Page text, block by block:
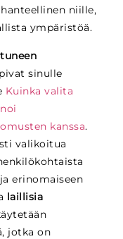
niille,
ympäristöä.
sinulle
Kuinka valita
kanssa.
valikoitua
erinomaiseen
laillisia
jotka on